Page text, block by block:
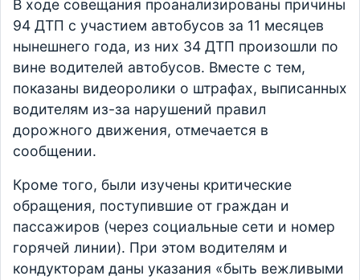
В ходе совещания проанализированы причины
94 ДТП с участием автобусов за 11 месяцев
нынешнего года, из них 34 ДТП произошли по
вине водителей автобусов. Вместе с тем,
показаны видеоролики о штрафах, выписанных
водителям из-за нарушений правил
дорожного движения, отмечается в
сообщении.
Кроме того, были изучены критические
обращения, поступившие от граждан и
пассажиров (через социальные сети и номер
горячей линии). При этом водителям и
кондукторам даны указания «быть вежливыми